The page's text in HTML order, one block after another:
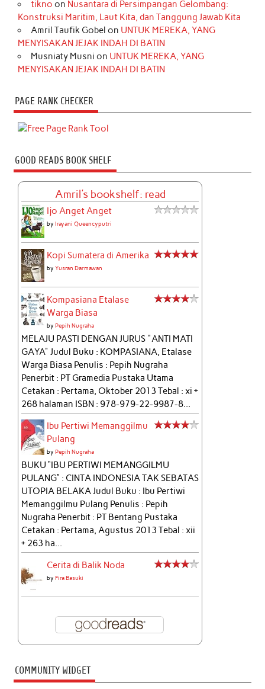
tikno on Nusantara di Persimpangan Gelombang:
Konstruksi Maritim, Laut Kita, dan Tanggung Jawab Kita
Amril Taufik Gobel on UNTUK MEREKA, YANG
MENYISAKAN JEJAK INDAH DI BATIN
Musniaty Musni on UNTUK MEREKA, YANG
MENYISAKAN JEJAK INDAH DI BATIN
PAGE RANK CHECKER
GOOD READS BOOK SHELF
Amril's bookshelf: read
Ijo Anget Anget
byIrayani Queencyputri
Kopi Sumatera di Amerika
byYusran Darmawan
Kompasiana Etalase
Warga Biasa
byPepih Nugraha
MELAJU PASTI DENGAN JURUS "ANTI MATI
GAYA" Judul Buku : KOMPASIANA, Etalase
Warga Biasa Penulis : Pepih Nugraha
Penerbit : PT Gramedia Pustaka Utama
Cetakan : Pertama, Oktober 2013 Tebal : xi +
268 halaman ISBN : 978-979-22-9987-8...
Ibu Pertiwi Memanggilmu
Pulang
byPepih Nugraha
BUKU “IBU PERTIWI MEMANGGILMU
PULANG” : CINTA INDONESIA TAK SEBATAS
UTOPIA BELAKA Judul Buku : Ibu Pertiwi
Memanggilmu Pulang Penulis : Pepih
Nugraha Penerbit : PT Bentang Pustaka
Cetakan : Pertama, Agustus 2013 Tebal : xii
+ 263 ha...
Cerita di Balik Noda
byFira Basuki
COMMUNITY WIDGET